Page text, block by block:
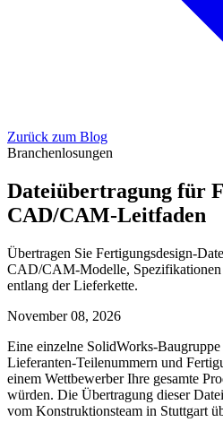
Zurück zum Blog
Branchenlosungen
Dateiübertragung für
CAD/CAM-Leitfaden
Übertragen Sie Fertigungsdesign-
CAD/CAM-Modelle, Spezifikationen
entlang der Lieferkette.
November 08, 2026
Eine einzelne SolidWorks-
Lieferanten-Teilenummern und
einem Wettbewerber Ihre gesamte
würden. Die Übertragung dieser
vom Konstruktionsteam in Stuttgart